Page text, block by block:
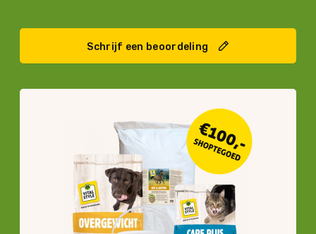
Schrijf een beoordeling